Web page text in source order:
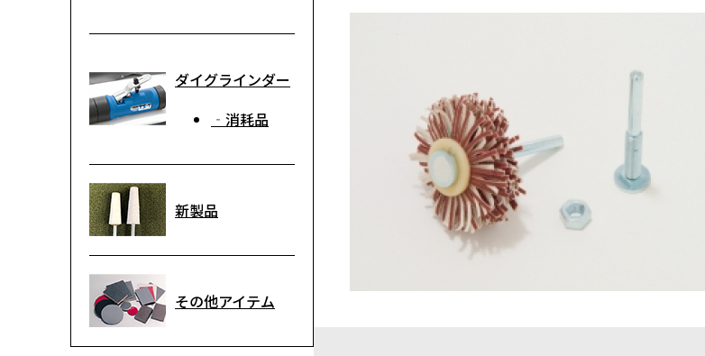
ダイグラインダー
‐消耗品
新製品
その他アイテム